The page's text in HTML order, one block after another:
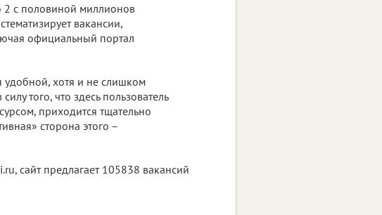
2 с половиной миллионов
вакансии,
официальный портал
хотя и не слишком
того, что здесь пользователь
приходится тщательно
сторона этого –
сайт предлагает 105838 вакансий